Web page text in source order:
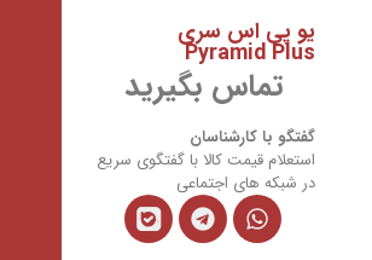
یو پی اس سری
Pyramid Plus
تماس بگیرید
گفتگو با کارشناسان
استعلام قیمت کالا با گفتگوی سریع
در شبکه های اجتماعی